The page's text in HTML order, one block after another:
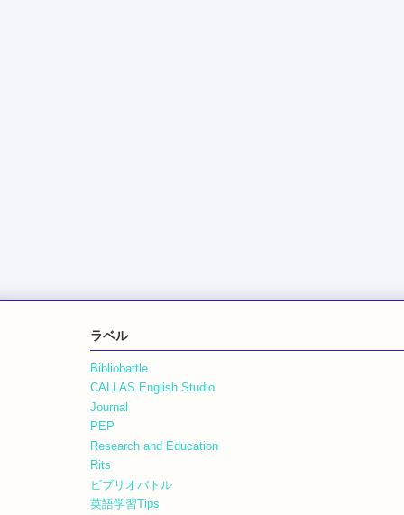
ラベル
Bibliobattle
CALLAS English Studio
Journal
PEP
Research and Education
Rits
ビブリオバトル
英語学習Tips